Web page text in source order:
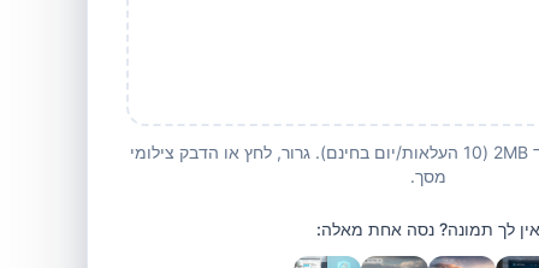
JPG, PNG, WEBP, GIF עד 2MB (10 העלאות/יום בחינם). גרור, לחץ או הדבק צילומי
מסך.
אין לך תמונה? נסה אחת מאלה: